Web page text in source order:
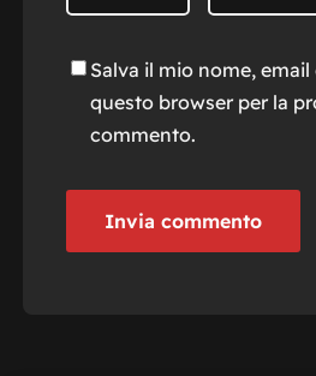
Salva il mio nome,
questo browser per la
commento.